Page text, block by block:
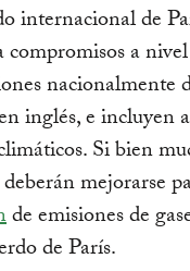
internacional de
a
inglés, e
Si bien
mejorarse
de emisiones de
de París.